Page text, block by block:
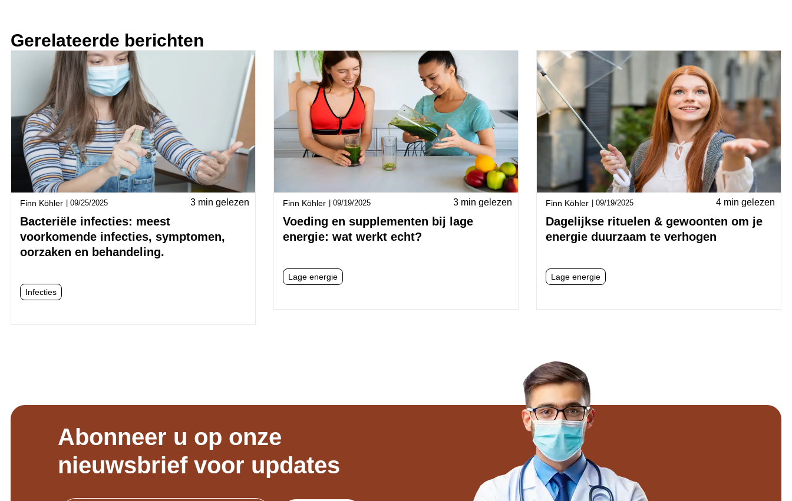
Gerelateerde berichten
Finn Köhler 09/25/2025 3 min gelezen
Bacteriële infecties: meest
voorkomende infecties, symptomen,
oorzaken en behandeling.
Infecties
Finn Köhler 09/19/2025 3 min gelezen
Voeding en supplementen bij lage
energie: wat werkt echt?
Lage energie
Finn Köhler 09/19/2025 4 min gelezen
Dagelijkse rituelen & gewoonten om je
energie duurzaam te verhogen
Lage energie
Abonneer u op onze
nieuwsbrief voor updates